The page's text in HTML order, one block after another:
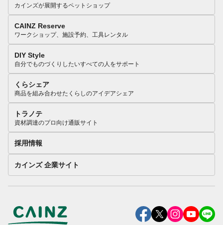
カインズが展開するペットショップ
CAINZ Reserve
ワークショップ、施設予約、工具レンタル
DIY Style
自分でものづくりしたいすべての人をサポート
くらシェア
商品を組み合わせたくらしのアイデアシェア
トラノテ
資材調達のプロ向け通販サイト
採用情報
カインズ 企業サイト